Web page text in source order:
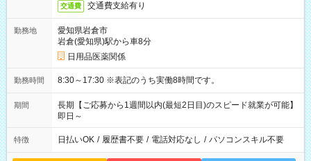
交通費 交通費支給有り
勤務地
愛知県岩倉市
岩倉(愛知県)駅から車8分
日用品医薬関係
勤務時間 8:30～17:30 ※表記のうち実働8時間です。
期間
長期【ご応募から1週間以内(最短2日目)のスピード就業が可能】
即日～
特徴 日払いOK / 履歴書不要 / 電話対応なし / パソコンスキル不要